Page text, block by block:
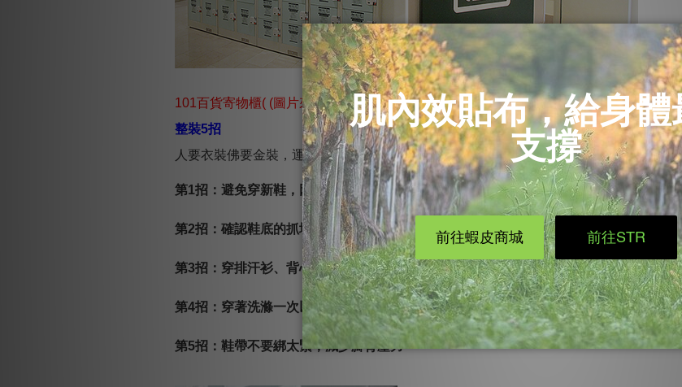
101百貨寄物櫃( (圖片來源 : 101百貨官網)
整裝5招
人要衣裝佛要金裝，運動員當然更要準備全身戰鬥裝，從衣服到鞋襪，都是有策略的喔！
第1招：避免穿新鞋，因新鞋較硬不好曲折
第2招：確認鞋底的抓地力良好，以防摔倒
第3招：穿排汗衫、背心等衣服，協助皮膚散熱
第4招：穿著洗滌一次以上的運動短襪，讓短襪更合腳減少磨擦感
第5招：鞋帶不要綁太緊，減少腳背壓力